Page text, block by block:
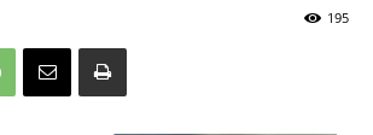
195